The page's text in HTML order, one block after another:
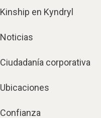
Kinship en Kyndryl
Noticias
Ciudadanía corporativa
Ubicaciones
Confianza